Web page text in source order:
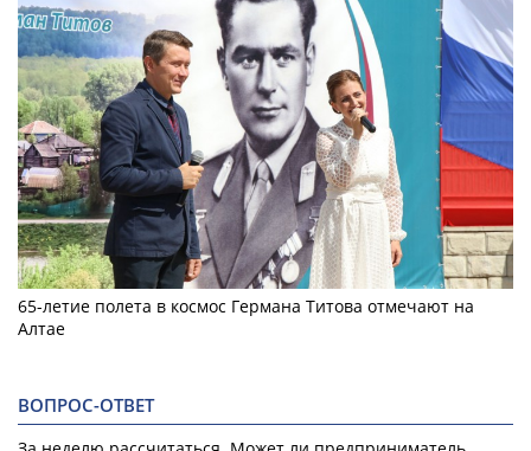
65-летие полета в космос Германа Титова отмечают на
Алтае
ВОПРОС-ОТВЕТ